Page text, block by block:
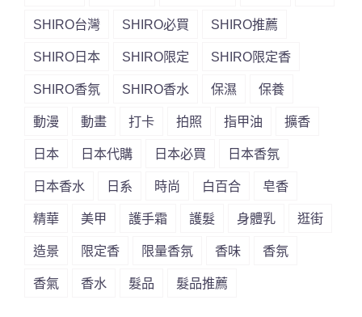
SHIRO台灣 SHIRO必買 SHIRO推薦
SHIRO日本 SHIRO限定 SHIRO限定香
SHIRO香氛 SHIRO香水 保濕 保養
動漫 動畫 打卡 拍照 指甲油 擴香
日本 日本代購 日本必買 日本香氛
日本香水 日系 時尚 白百合 皂香
精華 美甲 護手霜 護髮 身體乳 逛街
造景 限定香 限量香氛 香味 香氛
香氣 香水 髮品 髮品推薦